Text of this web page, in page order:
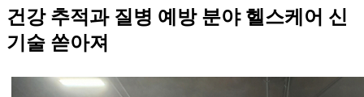
건강 추적과 질병 예방 분야 헬스케어 신
기술 쏟아져